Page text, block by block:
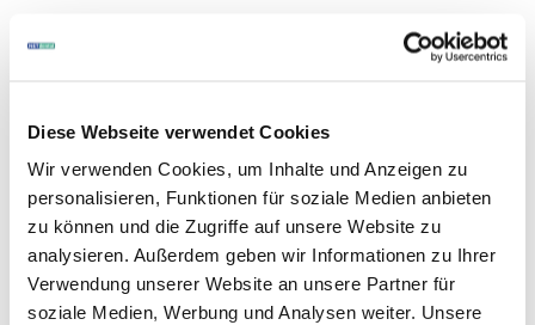
Diese Webseite verwendet Cookies
Wir verwenden Cookies, um Inhalte und Anzeigen zu
personalisieren, Funktionen für soziale Medien anbieten
zu können und die Zugriffe auf unsere Website zu
analysieren. Außerdem geben wir Informationen zu Ihrer
Verwendung unserer Website an unsere Partner für
soziale Medien, Werbung und Analysen weiter. Unsere
Ultraschall-Scaler, Breite 17,5 cm, Höhe 9,4 cm, Tiefe 27,2 cm,
Gewicht ca. 2 kg